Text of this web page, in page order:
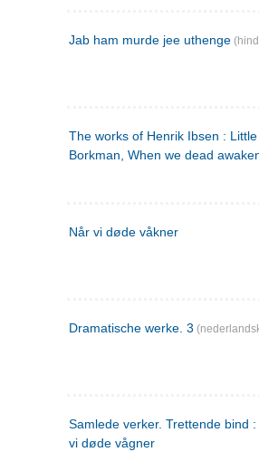
Jab ham murde jee uthenge
The works of Henrik Ibsen : Little
Borkman, When we dead
Når vi døde våkner
Dramatische werke. 3
Samlede verker. Trettende bind
vi døde vågner